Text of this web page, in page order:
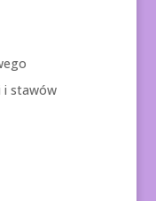
i stawów